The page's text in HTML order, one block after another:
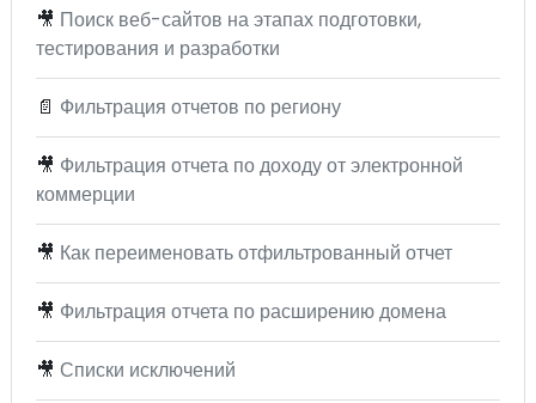
🎥 Поиск веб-сайтов на этапах подготовки,
тестирования и разработки
📄 Фильтрация отчетов по региону
🎥 Фильтрация отчета по доходу от электронной
коммерции
🎥 Как переименовать отфильтрованный отчет
🎥 Фильтрация отчета по расширению домена
🎥 Списки исключений